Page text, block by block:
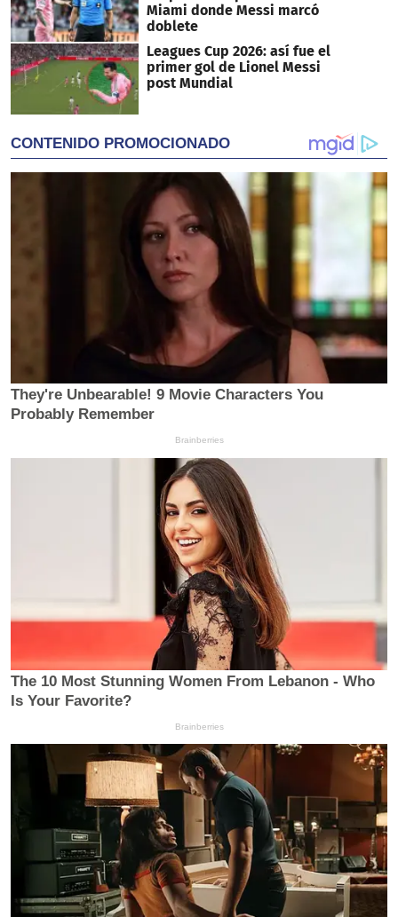
Miami donde Messi marcó
doblete
Leagues Cup 2026: así fue el
primer gol de Lionel Messi
post Mundial